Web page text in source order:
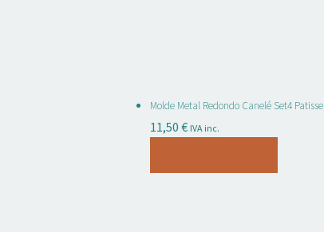
Molde Metal Redondo Canelé Set4 Patisse
11,50€ IVA inc.